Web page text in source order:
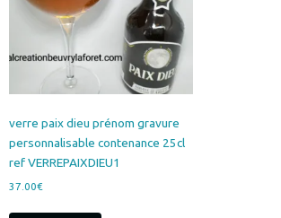
verre paix dieu prénom gravure
personnalisable contenance 25cl
ref VERREPAIXDIEU1
37.00€